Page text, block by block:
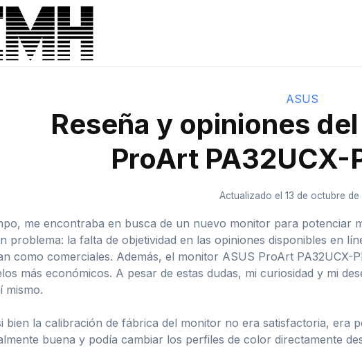
ASUS
Reseña y opiniones
ProArt PA32UCX-
Actualizado el 13 de octubre de
me encontraba en busca de un nuevo monitor para potenciar
problema: la falta de objetividad en las opiniones disponibles en
como comerciales. Además, el monitor ASUS ProArt PA32UCX-
más económicos. A pesar de estas dudas, mi curiosidad y mi
mismo.
bien la calibración de fábrica del monitor no era satisfactoria, era
buena y podía cambiar los perfiles de color directamente